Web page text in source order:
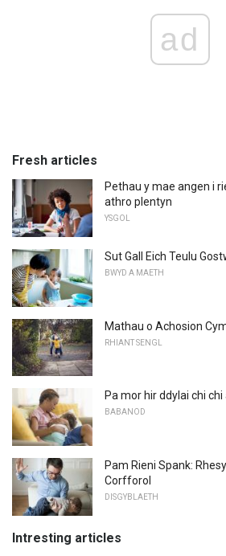
ad
Fresh articles
Pethau y mae angen i
athro plentyn
YSGOL
Sut Gall Eich Teulu
BWYD A MAETH
Mathau o Achosion
RHIANT SENGL
Pa mor hir ddylai chi
BABANOD
Pam Rieni Spank:
Corfforol
DISGYBLAETH
Intresting articles